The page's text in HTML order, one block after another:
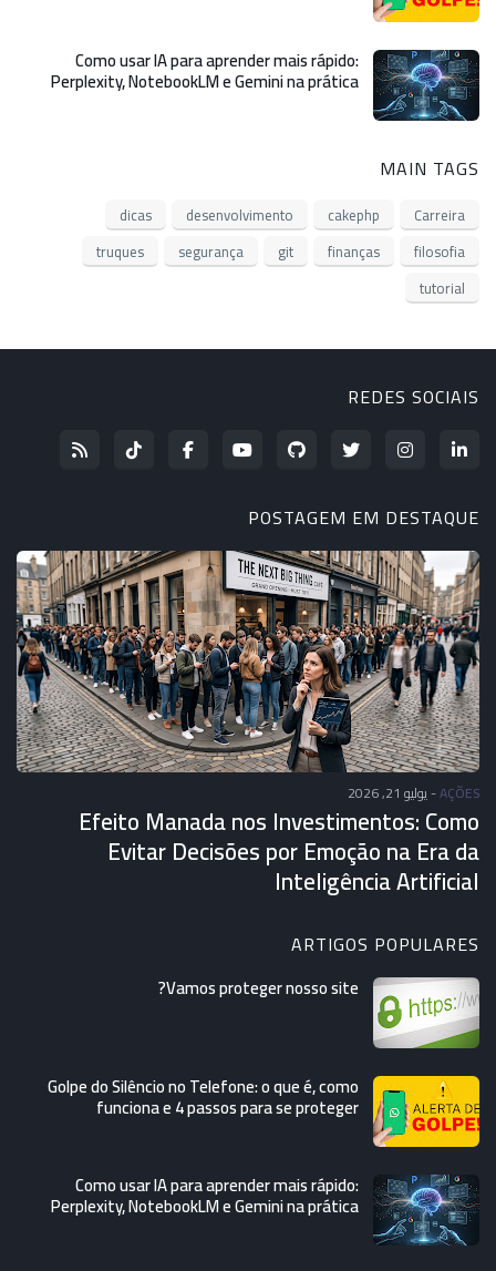
Como usar IA para aprender mais rápido:
Perplexity, NotebookLM e Gemini na prática
MAIN TAGS
Carreira
cakephp
desenvolvimento
dicas
filosofia
finanças
git
segurança
truques
tutorial
REDES SOCIAIS
POSTAGEM EM DESTAQUE
AÇÕES
-يوليو 21, 2026
Efeito Manada nos Investimentos: Como
Evitar Decisões por Emoção na Era da
Inteligência Artificial
ARTIGOS POPULARES
Vamos proteger nosso site?
Golpe do Silêncio no Telefone: o que é, como
funciona e 4 passos para se proteger
Como usar IA para aprender mais rápido:
Perplexity, NotebookLM e Gemini na prática